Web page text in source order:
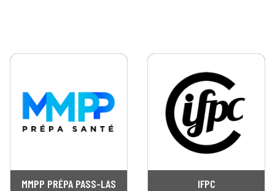
MMPP PRÉPA PASS-LAS IFPC